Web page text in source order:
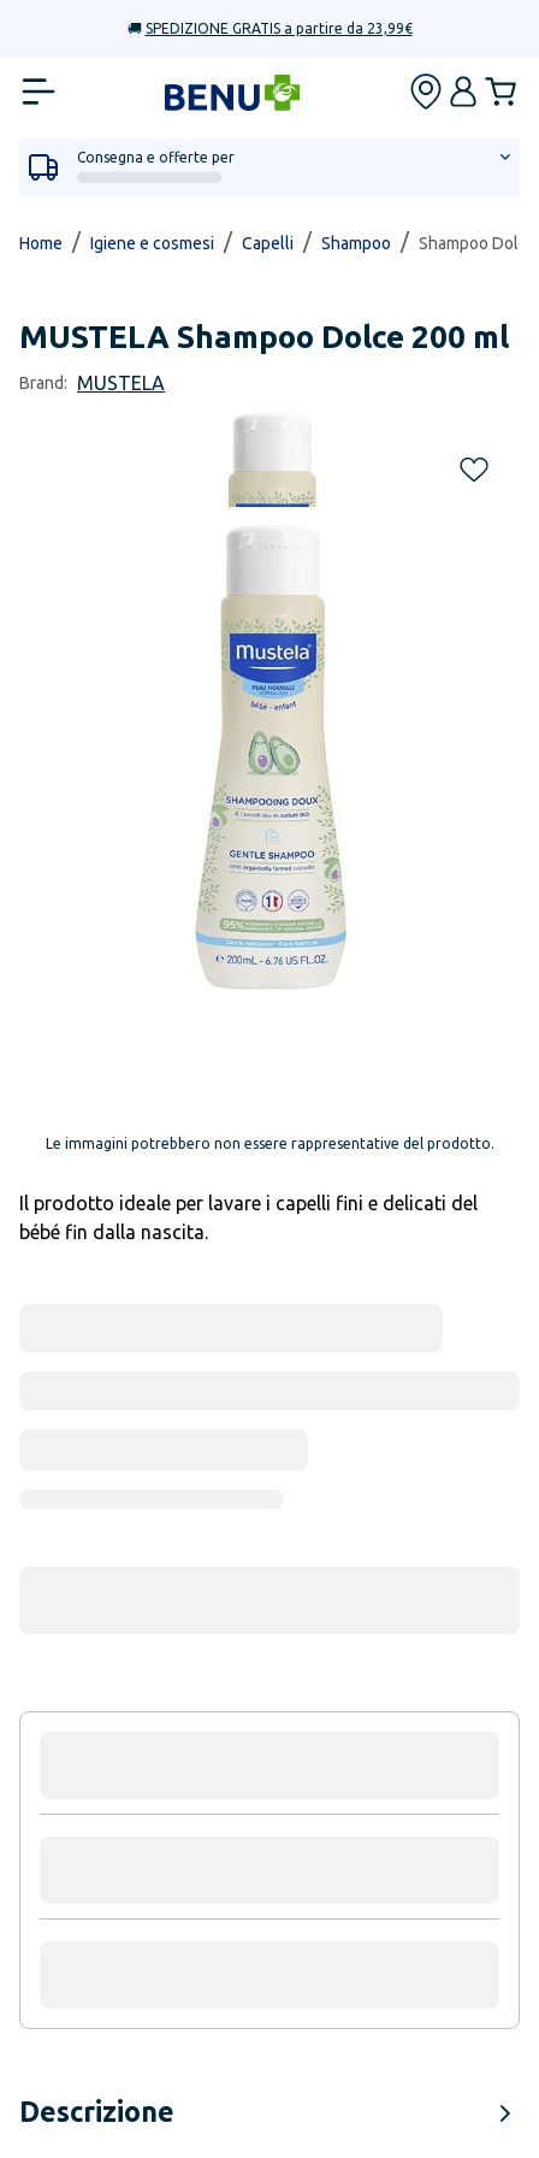
🚚 SPEDIZIONE GRATIS a partire da 23,99€
Consegna e offerte per
Home / Igiene e cosmesi / Capelli / Shampoo / Shampoo
MUSTELA Shampoo Dolce 200 ml
Brand: MUSTELA
Le immagini potrebbero non essere rappresentative del prodotto.
Il prodotto ideale per lavare i capelli fini e delicati del
bébé fin dalla nascita.
Descrizione